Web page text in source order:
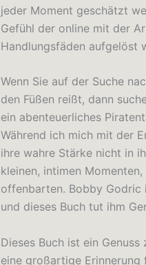
jeder Moment geschätzt
Gefühl der online mit der
Handlungsfäden aufgelöst
Wenn Sie auf der Suche
den Füßen reißt, dann
ein abenteuerliches
Während ich mich mit der
ihre wahre Stärke nicht in
kleinen, intimen
offenbarten. Bobby Godric
und dieses Buch tut ihm
Dieses Buch ist ein
eine großartige Erinnerung